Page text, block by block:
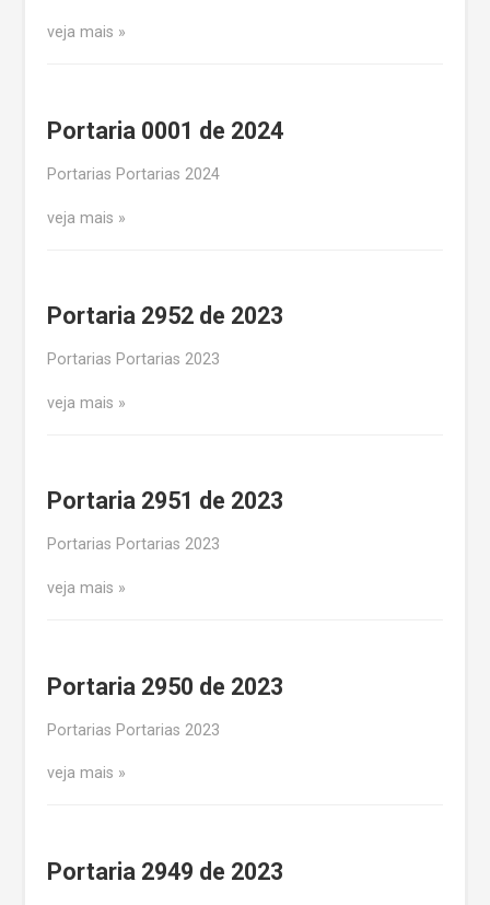
veja mais
Portaria 0001 de 2024
Portarias Portarias 2024
veja mais
Portaria 2952 de 2023
Portarias Portarias 2023
veja mais
Portaria 2951 de 2023
Portarias Portarias 2023
veja mais
Portaria 2950 de 2023
Portarias Portarias 2023
veja mais
Portaria 2949 de 2023